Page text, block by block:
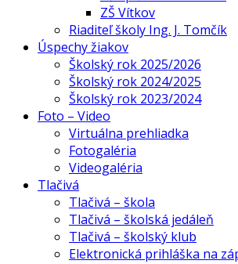
ZŠ Vítkov
Riaditeľ školy Ing. J. Tomčík
Úspechy žiakov
Školský rok 2025/2026
Školský rok 2024/2025
Školský rok 2023/2024
Foto – Video
Virtuálna prehliadka
Fotogaléria
Videogaléria
Tlačivá
Tlačivá – škola
Tlačivá – školská jedáleň
Tlačivá – školský klub
Elektronická prihláška na